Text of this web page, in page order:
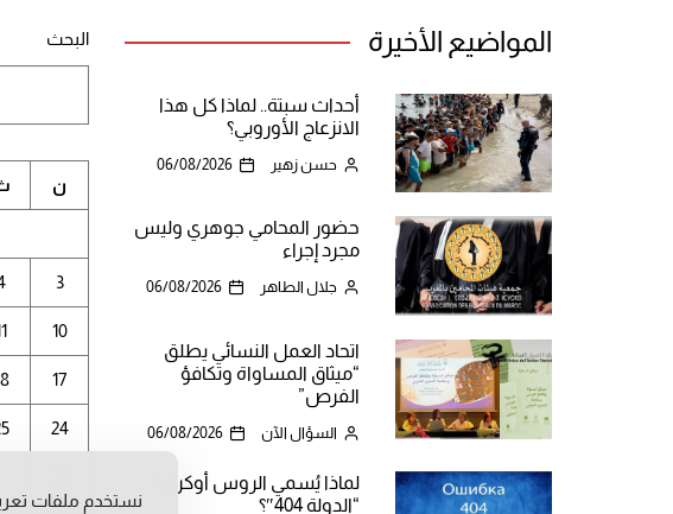
المواضيع الأخيرة
أحداث سبتة.. لماذا كل هذا
الانزعاج الأوروبي؟
حسن زهير 06/08/2026
حضور المحامي جوهري وليس
مجرد إجراء
جلال الطاهر 06/08/2026
اتحاد العمل النسائي يطلق
“ميثاق المساواة وتكافؤ
الفرص”
السؤال الآن 06/08/2026
لماذا يُسمي الروس أوكرانيا
“الدولة 404″؟
البحث
ن
3
10
17
24
نستخدم ملفات